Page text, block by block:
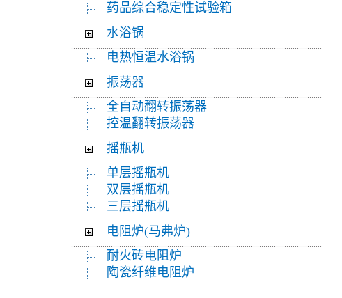
药品综合稳定性试验箱
水浴锅
电热恒温水浴锅
振荡器
全自动翻转振荡器
控温翻转振荡器
摇瓶机
单层摇瓶机
双层摇瓶机
三层摇瓶机
电阻炉(马弗炉)
耐火砖电阻炉
陶瓷纤维电阻炉